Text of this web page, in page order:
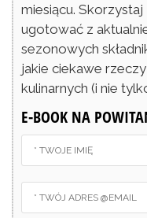
miesiącu.
ugotować z
sezonowych
jakie ciekawe
kulinarnych (i nie
E-BOOK NA